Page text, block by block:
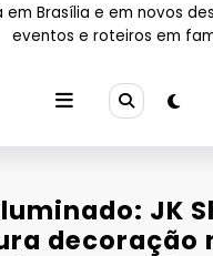
em Brasília e em novos
eventos e roteiros em
JK
decoração